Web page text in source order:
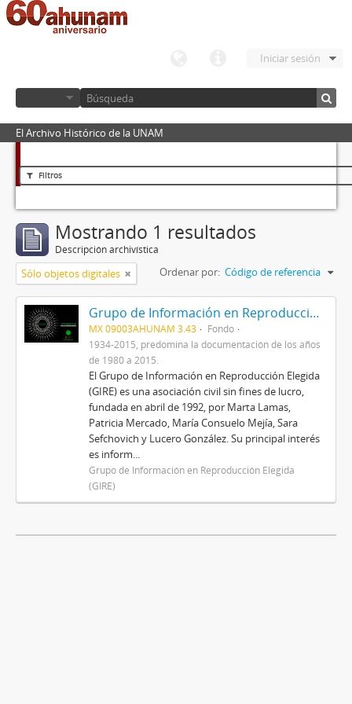
Iniciar sesión
El Archivo Histórico de la UNAM
Filtros
Mostrando 1 resultados
Descripción archivística
Sólo objetos digitales Ordenar por: Código de referencia
Grupo de Información en Reproducción Elegida (GIRE)
MX 09003AHUNAM 3.43
Fondo
1934-2015, predomina la documentación de los años
de 1980 a 2015.
El Grupo de Información en Reproducción Elegida
(GIRE) es una asociación civil sin fines de lucro,
fundada en abril de 1992, por Marta Lamas,
Patricia Mercado, María Consuelo Mejía, Sara
Sefchovich y Lucero González. Su principal interés
es inform...
Grupo de Información en Reproducción Elegida
(GIRE)